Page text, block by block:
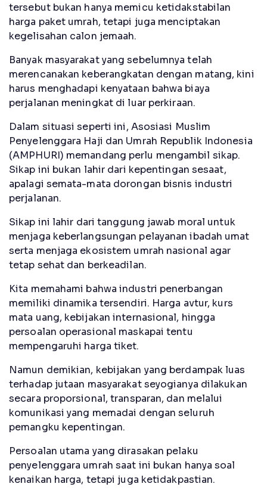
tersebut bukan hanya memicu ketidakstabilan
harga paket umrah, tetapi juga menciptakan
kegelisahan calon jemaah.
Banyak masyarakat yang sebelumnya telah
merencanakan keberangkatan dengan matang, kini
harus menghadapi kenyataan bahwa biaya
perjalanan meningkat di luar perkiraan.
Dalam situasi seperti ini, Asosiasi Muslim
Penyelenggara Haji dan Umrah Republik Indonesia
(AMPHURI) memandang perlu mengambil sikap.
Sikap ini bukan lahir dari kepentingan sesaat,
apalagi semata-mata dorongan bisnis industri
perjalanan.
Sikap ini lahir dari tanggung jawab moral untuk
menjaga keberlangsungan pelayanan ibadah umat
serta menjaga ekosistem umrah nasional agar
tetap sehat dan berkeadilan.
Kita memahami bahwa industri penerbangan
memiliki dinamika tersendiri. Harga avtur, kurs
mata uang, kebijakan internasional, hingga
persoalan operasional maskapai tentu
mempengaruhi harga tiket.
Namun demikian, kebijakan yang berdampak luas
terhadap jutaan masyarakat seyogianya dilakukan
secara proporsional, transparan, dan melalui
komunikasi yang memadai dengan seluruh
pemangku kepentingan.
Persoalan utama yang dirasakan pelaku
penyelenggara umrah saat ini bukan hanya soal
kenaikan harga, tetapi juga ketidakpastian.